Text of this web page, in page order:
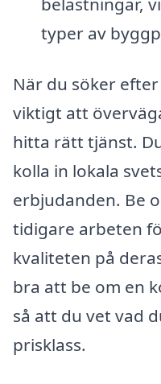
typer av
När du söker
viktigt att
hitta rätt tjänst.
kolla in lokala
erbjudanden. Be
tidigare arbeten
kvaliteten på
bra att be om en
så att du vet vad
prisklass.